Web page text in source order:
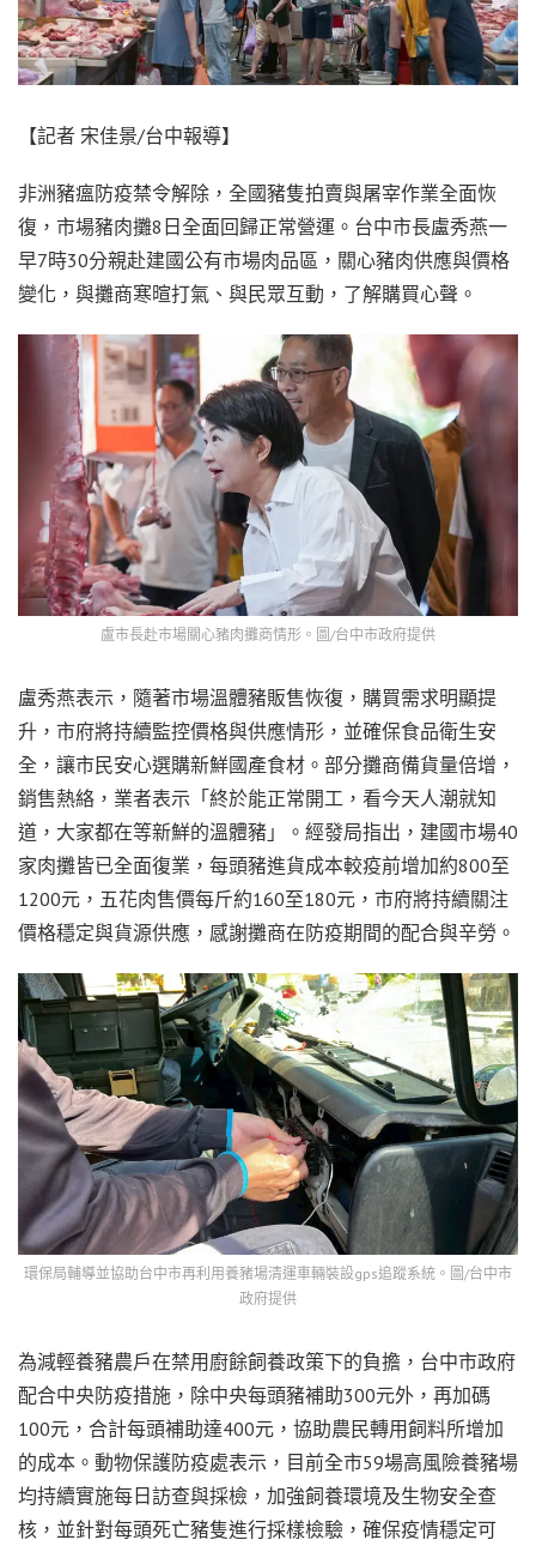
【記者 宋佳景/台中報導】
非洲豬瘟防疫禁令解除，全國豬隻拍賣與屠宰作業全面恢
復，市場豬肉攤8日全面回歸正常營運。台中市長盧秀燕一
早7時30分親赴建國公有市場肉品區，關心豬肉供應與價格
變化，與攤商寒暄打氣、與民眾互動，了解購買心聲。
盧市長赴市場關心豬肉攤商情形。圖/台中市政府提供
盧秀燕表示，隨著市場溫體豬販售恢復，購買需求明顯提
升，市府將持續監控價格與供應情形，並確保食品衛生安
全，讓市民安心選購新鮮國產食材。部分攤商備貨量倍增，
銷售熱絡，業者表示「終於能正常開工，看今天人潮就知
道，大家都在等新鮮的溫體豬」。經發局指出，建國市場40
家肉攤皆已全面復業，每頭豬進貨成本較疫前增加約800至
1200元，五花肉售價每斤約160至180元，市府將持續關注
價格穩定與貨源供應，感謝攤商在防疫期間的配合與辛勞。
環保局輔導並協助台中市再利用養豬場清運車輛裝設gps追蹤系統。圖/台中市
政府提供
為減輕養豬農戶在禁用廚餘飼養政策下的負擔，台中市政府
配合中央防疫措施，除中央每頭豬補助300元外，再加碼
100元，合計每頭補助達400元，協助農民轉用飼料所增加
的成本。動物保護防疫處表示，目前全市59場高風險養豬場
均持續實施每日訪查與採檢，加強飼養環境及生物安全查
核，並針對每頭死亡豬隻進行採樣檢驗，確保疫情穩定可